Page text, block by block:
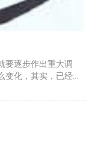
要逐步作出重大调
化，其实，已经从
迪我们，万事万物的